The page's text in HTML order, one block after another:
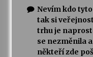
Nevím kdo
tak si
trhu je
se nezměnila
někteří zde